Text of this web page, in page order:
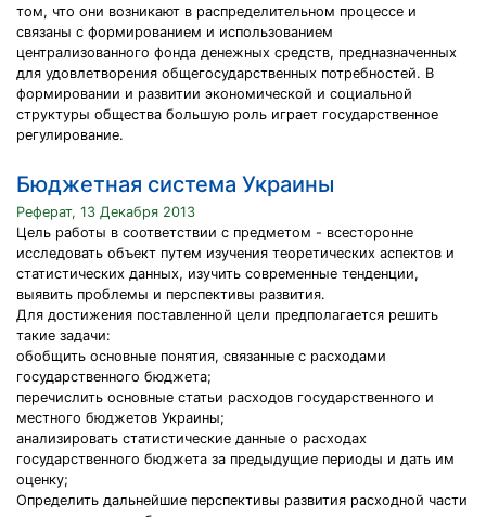
том, что они возникают в распределительном процессе и
связаны с формированием и использованием
централизованного фонда денежных средств, предназначенных
для удовлетворения общегосударственных потребностей. В
формировании и развитии экономической и социальной
структуры общества большую роль играет государственное
регулирование.
Бюджетная система Украины
Реферат, 13 Декабря 2013
Цель работы в соответствии с предметом - всесторонне
исследовать объект путем изучения теоретических аспектов и
статистических данных, изучить современные тенденции,
выявить проблемы и перспективы развития.
Для достижения поставленной цели предполагается решить
такие задачи:
обобщить основные понятия, связанные с расходами
государственного бюджета;
перечислить основные статьи расходов государственного и
местного бюджетов Украины;
анализировать статистические данные о расходах
государственного бюджета за предыдущие периоды и дать им
оценку;
Определить дальнейшие перспективы развития расходной части